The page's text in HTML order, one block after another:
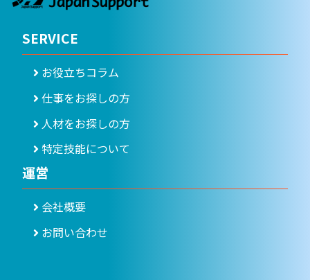
SERVICE
お役立ちコラム
仕事をお探しの方
人材をお探しの方
特定技能について
運営
会社概要
お問い合わせ